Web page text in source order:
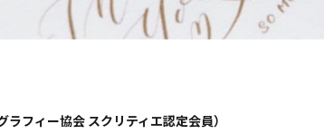
フィー協会 スクリティエ認定会員）